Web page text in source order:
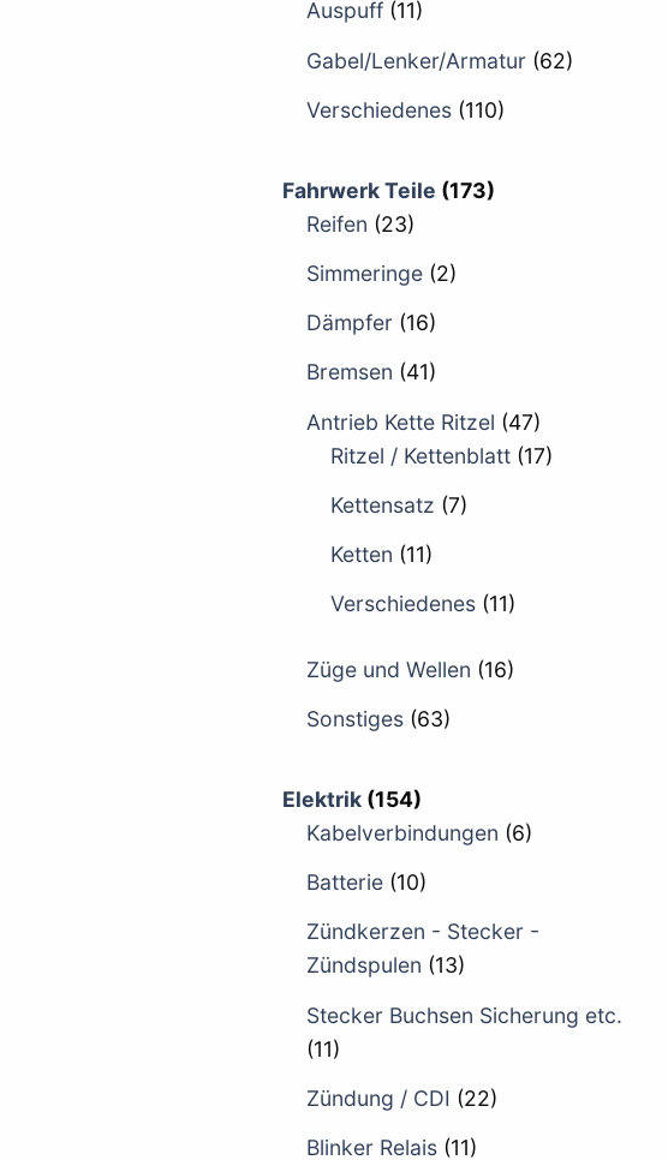
Auspuff (11)
Gabel/Lenker/Armatur (62)
Verschiedenes (110)
Fahrwerk Teile (173)
Reifen (23)
Simmeringe (2)
Dämpfer (16)
Bremsen (41)
Antrieb Kette Ritzel (47)
Ritzel / Kettenblatt (17)
Kettensatz (7)
Ketten (11)
Verschiedenes (11)
Züge und Wellen (16)
Sonstiges (63)
Elektrik (154)
Kabelverbindungen (6)
Batterie (10)
Zündkerzen - Stecker -
Zündspulen (13)
Stecker Buchsen Sicherung etc.
(11)
Zündung / CDI (22)
Blinker Relais (11)